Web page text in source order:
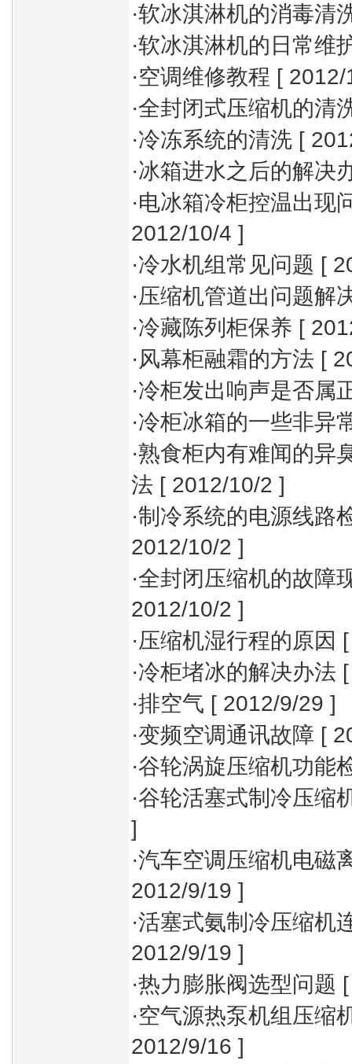
·软冰淇淋机的消毒清
·软冰淇淋机的日常维
·空调维修教程 [
·全封闭式压缩机的清
·冷冻系统的清洗 [
·冰箱进水之后的解决
·电冰箱冷柜控温出现
2012/10/4 ]
·冷水机组常见问题 [
·压缩机管道出问题解
·冷藏陈列柜保养 [
· 风幕柜融霜的方法 [
·冷柜发出响声是否属
·冷柜冰箱的一些非异
·熟食柜内有难闻的异
法 [ 2012/10/2 ]
·制冷系统的电源线路
2012/10/2 ]
·全封闭压缩机的故障
2012/10/2 ]
·压缩机湿行程的原因
·冷柜堵冰的解决办法
·排空气 [ 2012/9/29 ]
·变频空调通讯故障 [
·谷轮涡旋压缩机功能
·谷轮活塞式制冷压缩
]
·汽车空调压缩机电磁
2012/9/19 ]
·活塞式氨制冷压缩机
2012/9/19 ]
·热力膨胀阀选型问题
·空气源热泵机组压缩
2012/9/16 ]